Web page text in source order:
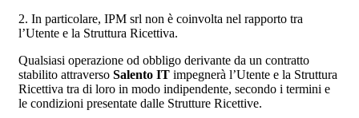
2. In particolare, IPM srl non è coinvolta nel rapporto tra
l’Utente e la Struttura Ricettiva.
Qualsiasi operazione od obbligo derivante da un contratto
stabilito attraverso Salento IT impegnerà l’Utente e la Struttura
Ricettiva tra di loro in modo indipendente, secondo i termini e
le condizioni presentate dalle Strutture Ricettive.